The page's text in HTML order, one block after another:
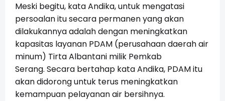
Meski begitu, kata Andika, untuk mengatasi
persoalan itu secara permanen yang akan
dilakukannya adalah dengan meningkatkan
kapasitas layanan PDAM (perusahaan daerah air
minum) Tirta Albantani milik Pemkab
Serang. Secara bertahap kata Andika, PDAM itu
akan didorong untuk terus meningkatkan
kemampuan pelayanan air bersihnya.